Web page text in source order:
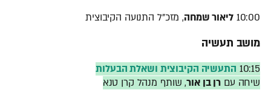
10:00 ליאור שמחה, מזכ"ל התנועה הקיבוצית
מושב תעשיה
10:15 התעשיה הקיבוצית ושאלת הבעלות
שיחה עם רן בן אור, שותף מנהל קרן טנא